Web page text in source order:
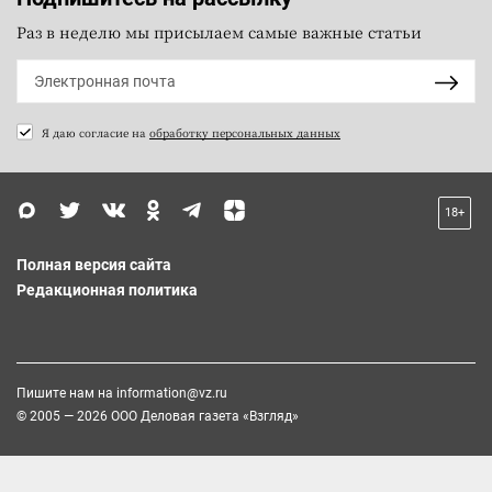
Раз в неделю мы присылаем самые важные статьи
Я даю согласие на обработку персональных данных
18+
Полная версия сайта
Редакционная политика
Пишите нам на information@vz.ru
© 2005 — 2026 ООО Деловая газета «Взгляд»